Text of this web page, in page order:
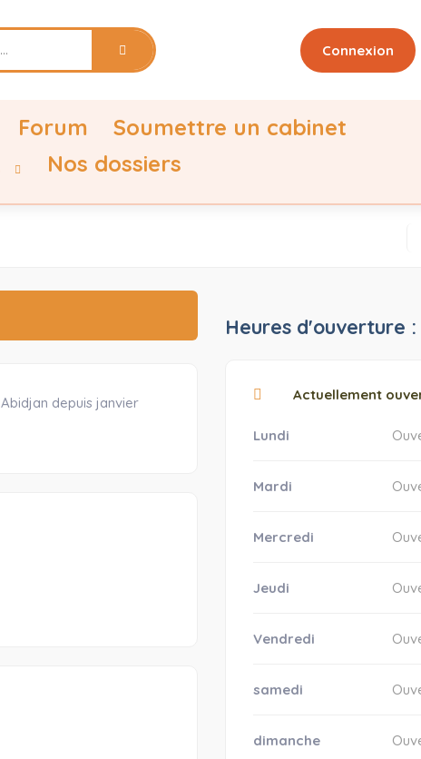
Connexion
Forum
Soumettre un cabinet
Nos dossiers
depuis janvier
Heures d'ouverture :
Actuellement
Lundi
Mardi
Mercredi
Jeudi
Vendredi
samedi
dimanche